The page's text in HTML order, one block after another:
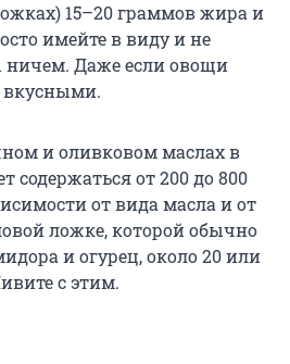
15–20 граммов жира и
имейте в виду и не
ничем. Даже если овощи
вкусными.
и оливковом маслах в
содержаться от 200 до 800
от вида масла и от
ложке, которой обычно
и огурец, около 20 или
с этим.